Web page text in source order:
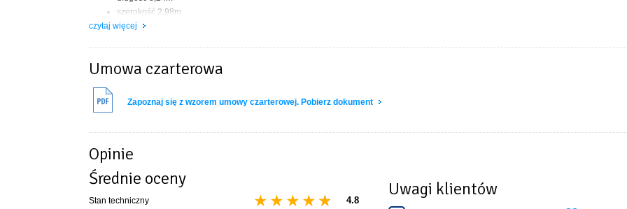
szerokość 2,98m
wysokość w kabinie 1,85m
ilość koi - 8+2 [trzy kabiny dwuosobowe zamykane, dziobowa + dwie rufowe ] kabina dziobowa dł 2 m szer 1,45 kabiny rufowe dł 2 m
zaburtowy silnik YAMAHA 8 KM
miecz uchylny, nieuciążliwy w obsłudze
WC chemiczne, umywalka
grot z możliwością refowania
czytaj więcej
Umowa czarterowa
Zapoznaj się z wzorem umowy czarterowej. Pobierz dokument
Opinie
Średnie oceny
Stan techniczny 4.8
Uwagi klientów